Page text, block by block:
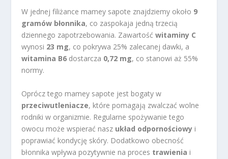
W jednej filiżance mamey sapote znajdziemy około 9
gramów błonnika, co zaspokaja jedną trzecią
dziennego zapotrzebowania. Zawartośćwitaminy C
wynosi 23 mg, co pokrywa 25% zalecanej dawki, a
witamina B6 dostarcza 0,72 mg, co stanowi aż 55%
normy.
Oprócz tego mamey sapote jest bogaty w
przeciwutleniacze, które pomagają zwalczać wolne
rodniki w organizmie. Regularne spożywanie tego
owocu może wspierać nasz układ odpornościowy i
poprawiać kondycję skóry. Dodatkowo obecność
błonnika wpływa pozytywnie na proces trawienia i